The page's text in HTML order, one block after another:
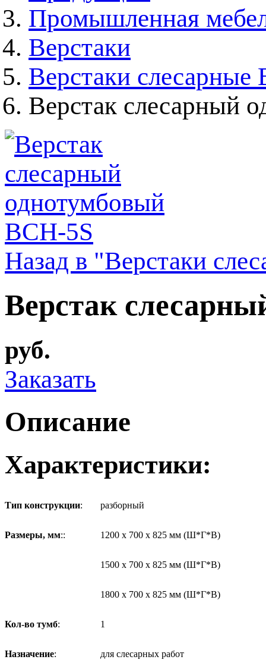
Промышленная
Верстаки
Верстаки
Верстак слесарный
Назад в "Верстаки
Верстак
руб.
Заказать
Описание
Характеристики:
Тип конструкции: разборный
Размеры, мм:: 1200 х 700 х 825 мм (Ш*Г*В)
1500 х 700 х 825 мм (Ш*Г*В)
1800 х 700 х 825 мм (Ш*Г*В)
Кол-во тумб: 1
Назначение: для слесарных работ